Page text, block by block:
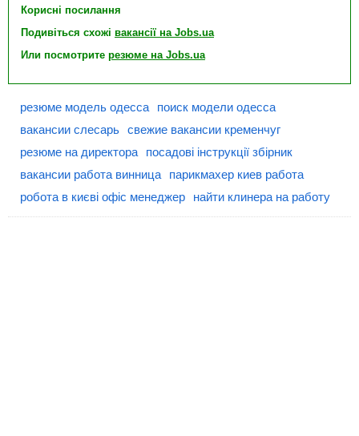
Корисні посилання
Подивіться схожі вакансії на Jobs.ua
Или посмотрите резюме на Jobs.ua
резюме модель одесса
поиск модели одесса
вакансии слесарь свежие вакансии кременчуг
резюме на директора
посадові інструкції збірник
вакансии работа винница
парикмахер киев работа
робота в києві офіс менеджер
найти клинера на работу